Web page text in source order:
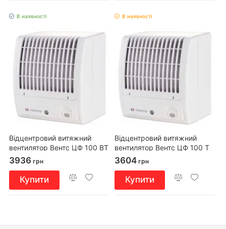
В наявності
Відцентровий витяжний
вентилятор Вентс ЦФ 100 ВТ
турбо
3936 грн
Купити
В наявності
Відцентровий витяжний
вентилятор Вентс ЦФ 100 Т
3604 грн
Купити